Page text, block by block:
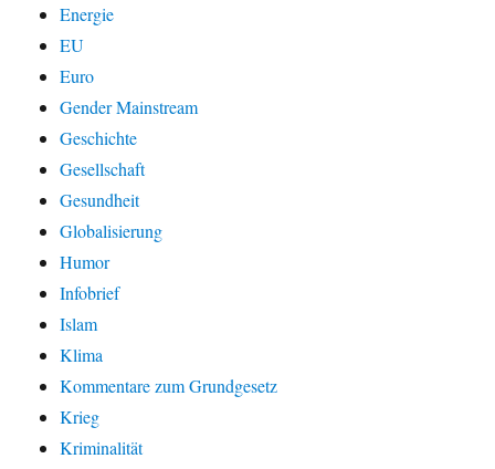
Energie
EU
Euro
Gender Mainstream
Geschichte
Gesellschaft
Gesundheit
Globalisierung
Humor
Infobrief
Islam
Klima
Kommentare zum Grundgesetz
Krieg
Kriminalität